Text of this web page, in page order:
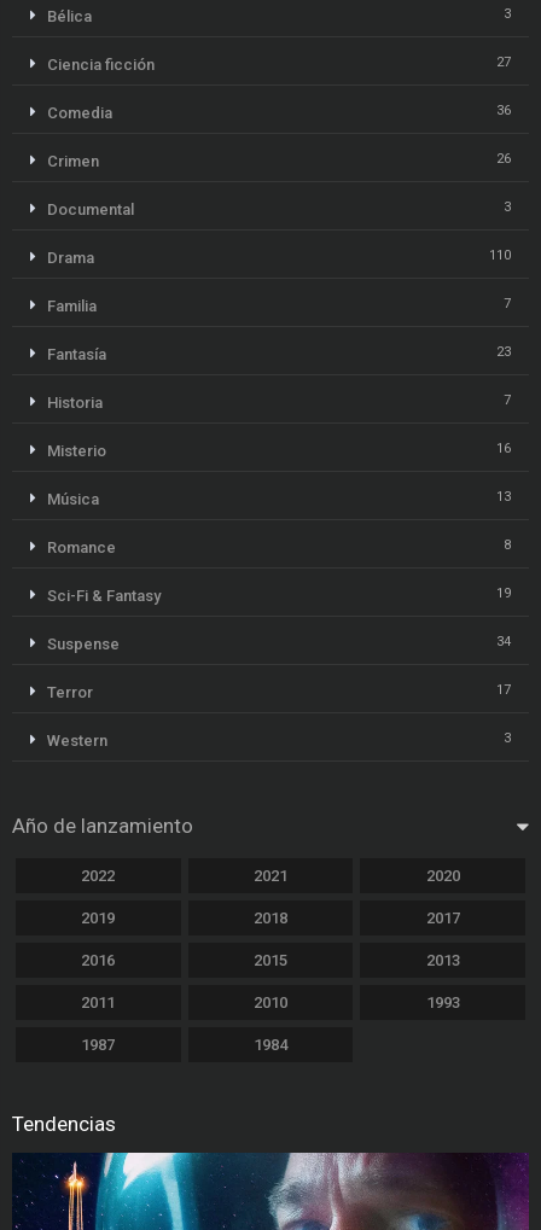
Bélica 3
Ciencia ficción 27
Comedia 36
Crimen 26
Documental 3
Drama 110
Familia 7
Fantasía 23
Historia 7
Misterio 16
Música 13
Romance 8
Sci-Fi & Fantasy 19
Suspense 34
Terror 17
Western 3
Año de lanzamiento
2022 2021 2020
2019 2018 2017
2016 2015 2013
2011 2010 1993
1987 1984
Tendencias